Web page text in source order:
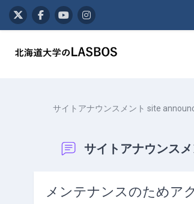
サイトアナウンスメント site
サイトアナウンス
メンテナンスのためア